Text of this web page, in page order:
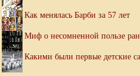
Как менялась Барби за 57 лет
Миф о несомненной пользе
Какими были первые детские